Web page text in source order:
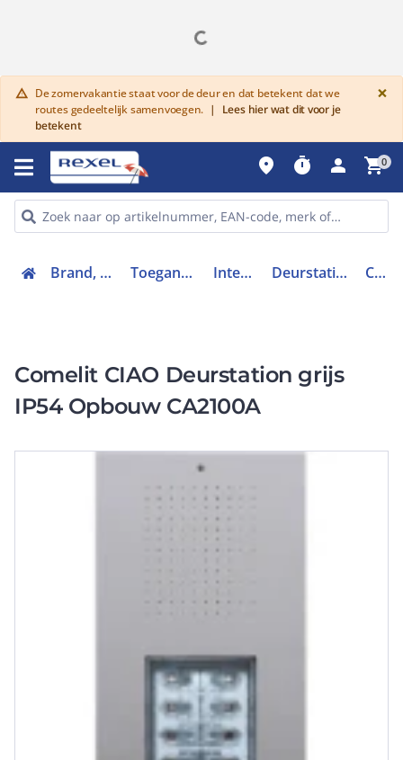
warning De zomervakantie staat voor de deur en dat betekent dat we
routes gedeeltelijk samenvoegen. |
Lees hier wat dit voor je
betekent
×
place timer person shopping_cart0
Brand, toegang en inbraak Toegangscontrolesystemen Intercomsystemen Deurstation deurcommunicatie CA2100A
Comelit CIAO Deurstation grijs
IP54 Opbouw CA2100A